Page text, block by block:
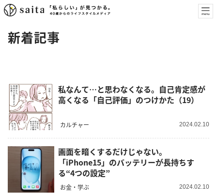
新着記事
私なんて…と思わなくなる。自己肯定感が
高くなる「自己評価」のつけかた（19）
カルチャー 2024.02.10
画面を暗くするだけじゃない。
「iPhone15」のバッテリーが長持ちす
る“4つの設定”
お金・学ぶ 2024.02.10